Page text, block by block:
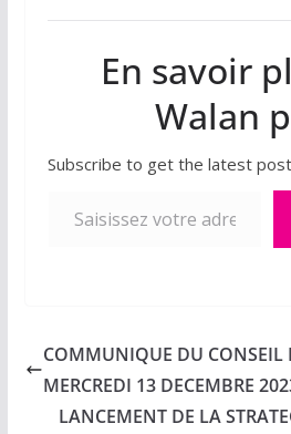
En savoir
Walan
Subscribe to get the latest
COMMUNIQUE DU CONSEIL
MERCREDI 13 DECEMBRE
LANCEMENT DE LA